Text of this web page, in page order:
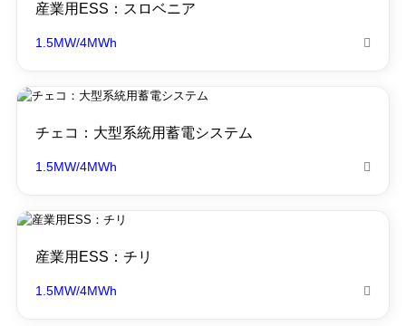
産業用ESS：スロベニア
1.5MW/4MWh 
チェコ：大型系統用蓄電システム
1.5MW/4MWh 
産業用ESS：チリ
1.5MW/4MWh 